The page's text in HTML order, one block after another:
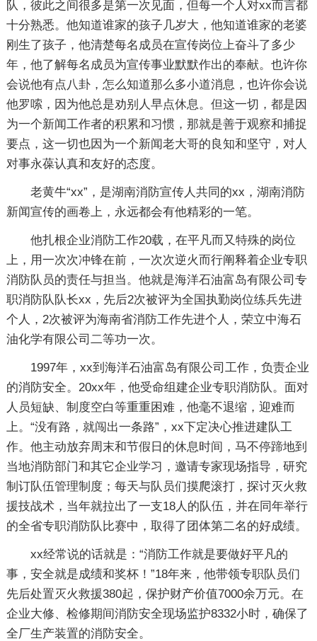
队，彼此之间很多是第一次见面，但每一个人对xx而言都
十分熟悉。他知道谁家的孩子几岁大，他知道谁家的老婆
刚生了孩子，他清楚每名成员在宣传岗位上奋斗了多少
年，他了解每名成员为宣传事业默默作出的奉献。也许你
会说他有点八卦，怎么知道那么多小道消息，也许你会说
他罗嗦，因为他总是劝别人早点休息。但这一切，都是因
为一个新闻工作者的积累和习惯，那就是善于观察和捕捉
要点，这一切也因为一个新闻老大哥的良知和坚守，对人
对事永葆认真和友好的态度。
老黄牛“xx”，是湖南消防宣传人共同的xx，湖南消防
新闻宣传的画卷上，永远都会有他精彩的一笔。
他扎根企业消防工作20载，在平凡而又特殊的岗位
上，用一次次冲锋在前，一次次逆火而行阐释着企业专职
消防队员的责任与担当。他就是海洋石油富岛有限公司专
职消防队队长xx，先后2次被评为全国执勤岗位练兵先进
个人，2次被评为海南省消防工作先进个人，荣立中海石
油化学有限公司二等功一次。
1997年，xx到海洋石油富岛有限公司工作，负责企业
的消防安全。20xx年，他受命组建企业专职消防队。面对
人员短缺、制度空白等重重困难，他毫不退缩，迎难而
上。“没有路，就闯出一条路”，xx下定决心推进建队工
作。他主动放弃周末和节假日的休息时间，马不停蹄地到
当地消防部门和其它企业学习，邀请专家现场指导，研究
制订队伍管理制度；每天与队员们摸爬滚打，探讨灭火救
援技战术，当年就拉出了一支18人的队伍，并在同年举行
的全省专职消防队比赛中，取得了团体第二名的好成绩。
xx经常说的话就是：“消防工作就是要做好平凡的
事，安全就是成绩和奖杯！”18年来，他带领专职队员们
先后处置灭火救援380起，保护财产价值7000余万元。在
企业大修、检修期间消防安全现场监护8332小时，确保了
全厂生产装置的消防安全。